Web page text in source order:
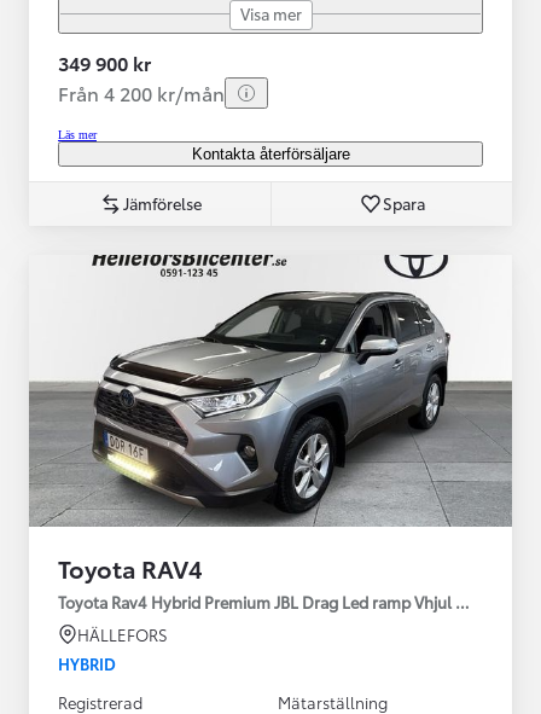
Visa mer
349 900 kr
Från 4 200 kr/mån
Läs mer
Kontakta återförsäljare
Jämförelse Spara
Toyota RAV4
Toyota Rav4 Hybrid Premium JBL Drag Led ramp Vhjul motorv
HÄLLEFORS
HYBRID
Registrerad
Mätarställning